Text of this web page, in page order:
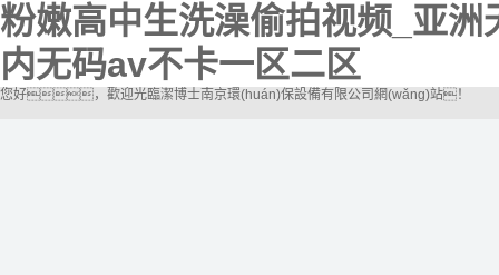
粉嫩高中生洗澡偷拍视频_亚
内无码av不卡一区二区
您好，歡迎光臨潔博士南京環(huán)保設備有限公司網(wǎng)站！